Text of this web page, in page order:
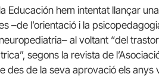
Educación hem intentat llançar
–de l’orientació i la
al voltant “del
segons la revista de
des de la seva aprovació els